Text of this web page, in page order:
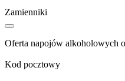
Zamienniki
Oferta napojów alkoholowych
Kod pocztowy